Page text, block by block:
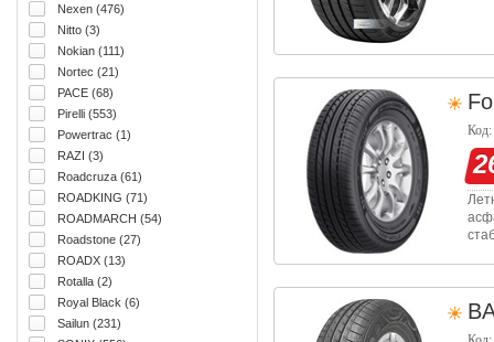
Nexen (476)
Nitto (3)
Nokian (111)
Nortec (21)
PACE (68)
Pirelli (553)
Powertrac (1)
RAZI (3)
Roadcruza (61)
ROADKING (71)
ROADMARCH (54)
Roadstone (27)
ROADX (13)
Rotalla (2)
Royal Black (6)
Sailun (231)
Код: